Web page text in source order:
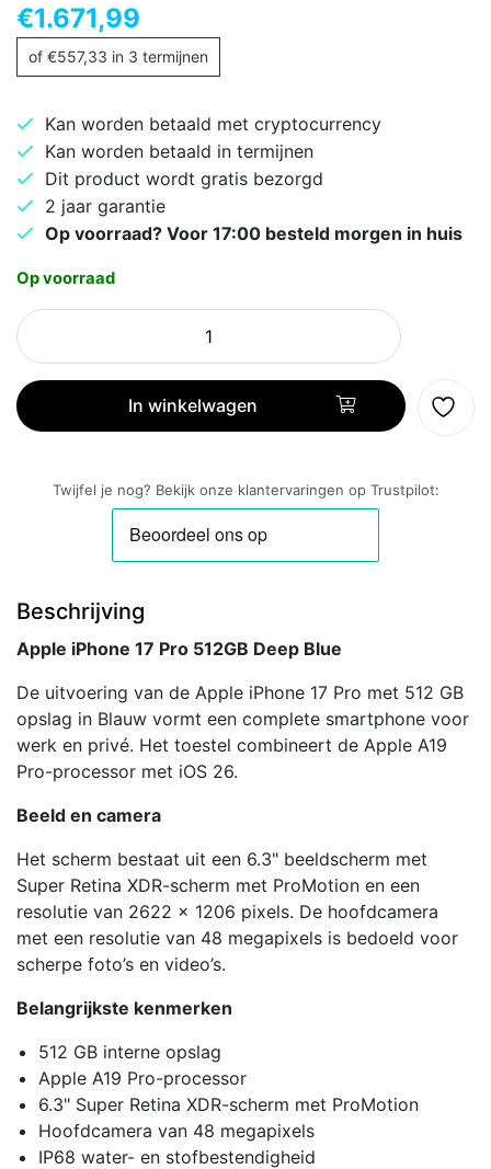
€1.671,99
of €557,33 in 3 termijnen
Kan worden betaald met cryptocurrency
Kan worden betaald in termijnen
Dit product wordt gratis bezorgd
2 jaar garantie
Op voorraad? Voor 17:00 besteld morgen in huis
Op voorraad
Apple
iPhone
Pro
512GB
In winkelwagen
Twijfel je nog? Bekijk onze klantervaringen op Trustpilot:
Beschrijving
Apple iPhone 17 Pro 512GB Deep Blue
De uitvoering van de Apple iPhone 17 Pro met 512 GB
opslag in Blauw vormt een complete smartphone voor
werk en privé. Het toestel combineert de Apple A19
Pro-processor met iOS 26.
Beeld en camera
Het scherm bestaat uit een 6.3" beeldscherm met
Super Retina XDR-scherm met ProMotion en een
resolutie van 2622 x 1206 pixels. De hoofdcamera
met een resolutie van 48 megapixels is bedoeld voor
scherpe foto’s en video’s.
Belangrijkste kenmerken
512 GB interne opslag
Apple A19 Pro-processor
6.3" Super Retina XDR-scherm met ProMotion
Hoofdcamera van 48 megapixels
IP68 water- en stofbestendigheid